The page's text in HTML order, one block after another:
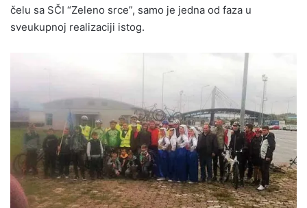
čelu sa SČI “Zeleno srce”, samo je jedna od faza u
sveukupnoj realizaciji istog.